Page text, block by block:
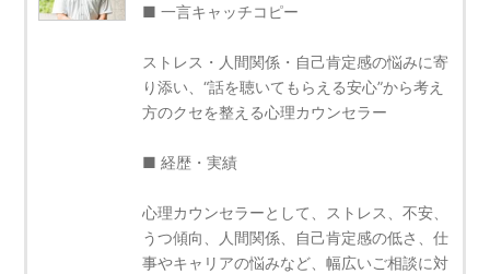
■ 一言キャッチコピー
ストレス・人間関係・自己肯定感の悩みに寄
り添い、“話を聴いてもらえる安心”から考え
方のクセを整える心理カウンセラー
■ 経歴・実績
心理カウンセラーとして、ストレス、不安、
うつ傾向、人間関係、自己肯定感の低さ、仕
事やキャリアの悩みなど、幅広いご相談に対